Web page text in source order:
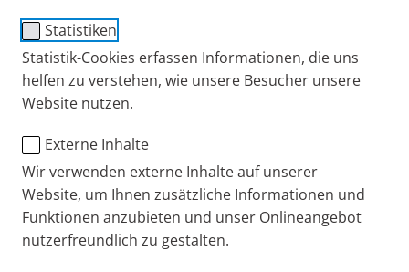
Statistiken
Statistik-Cookies erfassen Informationen, die uns
helfen zu verstehen, wie unsere Besucher unsere
Website nutzen.
Externe Inhalte
Wir verwenden externe Inhalte auf unserer
Website, um Ihnen zusätzliche Informationen und
Funktionen anzubieten und unser Onlineangebot
nutzerfreundlich zu gestalten.
sollte ich etwas dagegen tun? Hier gibt es kinderleichte
Erklärungen rund ums Husten.
Publiziert
Dienstag, 26. August 2025
Kategorien
Asthma
Asthma bei Kindern: Herausforderungen im
Alltag meistern
Ein Leben mit Asthma kann herausfordernd sein. Doch
es gibt Therapien, die ein weitgehend normales Leben